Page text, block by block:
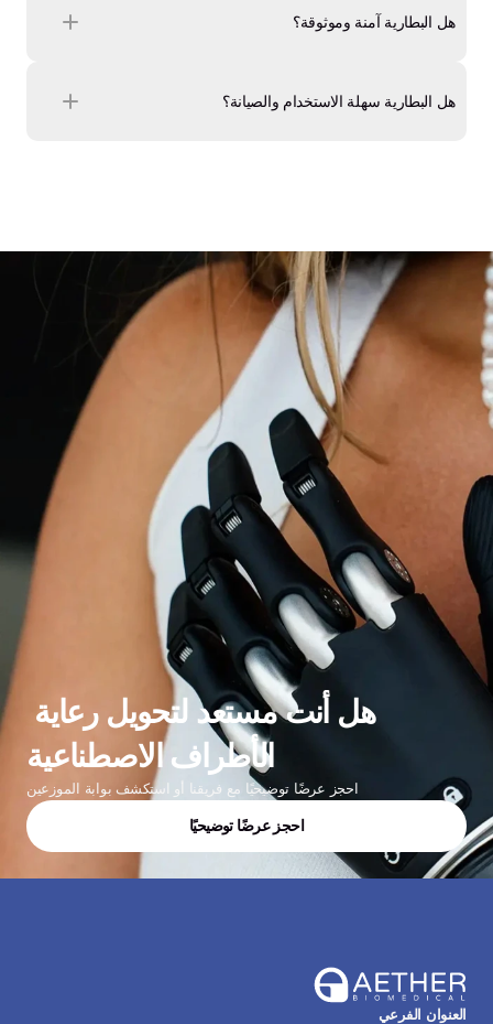
هل البطارية آمنة وموثوقة؟
هل البطارية سهلة الاستخدام والصيانة؟
الأطراف الاصطناعية
احجز عرضًا توضيحيًا مع فريقنا أو استكشف بوابة الموزعين
احجز عرضًا توضيحيًا
العنوان الفرعي